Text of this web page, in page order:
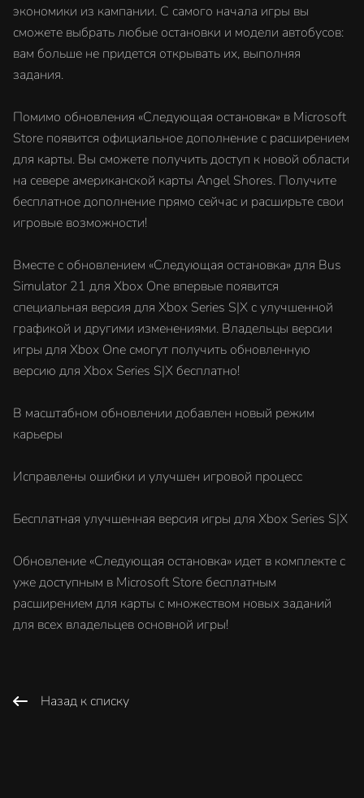
экономики из кампании. С самого начала игры вы
сможете выбрать любые остановки и модели автобусов:
вам больше не придется открывать их, выполняя
задания.
Помимо обновления «Следующая остановка» в Microsoft
Store появится официальное дополнение с расширением
для карты. Вы сможете получить доступ к новой области
на севере американской карты Angel Shores. Получите
бесплатное дополнение прямо сейчас и расширьте свои
игровые возможности!
Вместе с обновлением «Следующая остановка» для Bus
Simulator 21 для Xbox One впервые появится
специальная версия для Xbox Series S|X с улучшенной
графикой и другими изменениями. Владельцы версии
игры для Xbox One смогут получить обновленную
версию для Xbox Series S|X бесплатно!
В масштабном обновлении добавлен новый режим
карьеры
Исправлены ошибки и улучшен игровой процесс
Бесплатная улучшенная версия игры для Xbox Series S|X
Обновление «Следующая остановка» идет в комплекте с
уже доступным в Microsoft Store бесплатным
расширением для карты с множеством новых заданий
для всех владельцев основной игры!
Назад к списку